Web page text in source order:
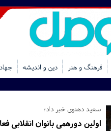
فرهنگ و هنر دین و اندیشه
سعید دهنوی خبر داد؛
اولین دورهمی بانوان انقلابی